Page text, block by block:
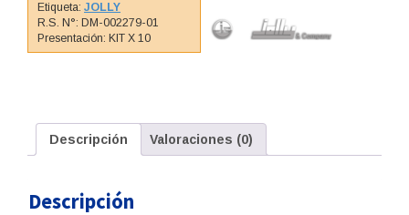
Etiqueta: JOLLY
R.S. N°: DM-002279-01
Presentación: KIT X 10
Descripción Valoraciones (0)
Descripción